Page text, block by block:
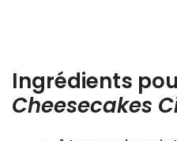
Ingrédients
Cheesecakes